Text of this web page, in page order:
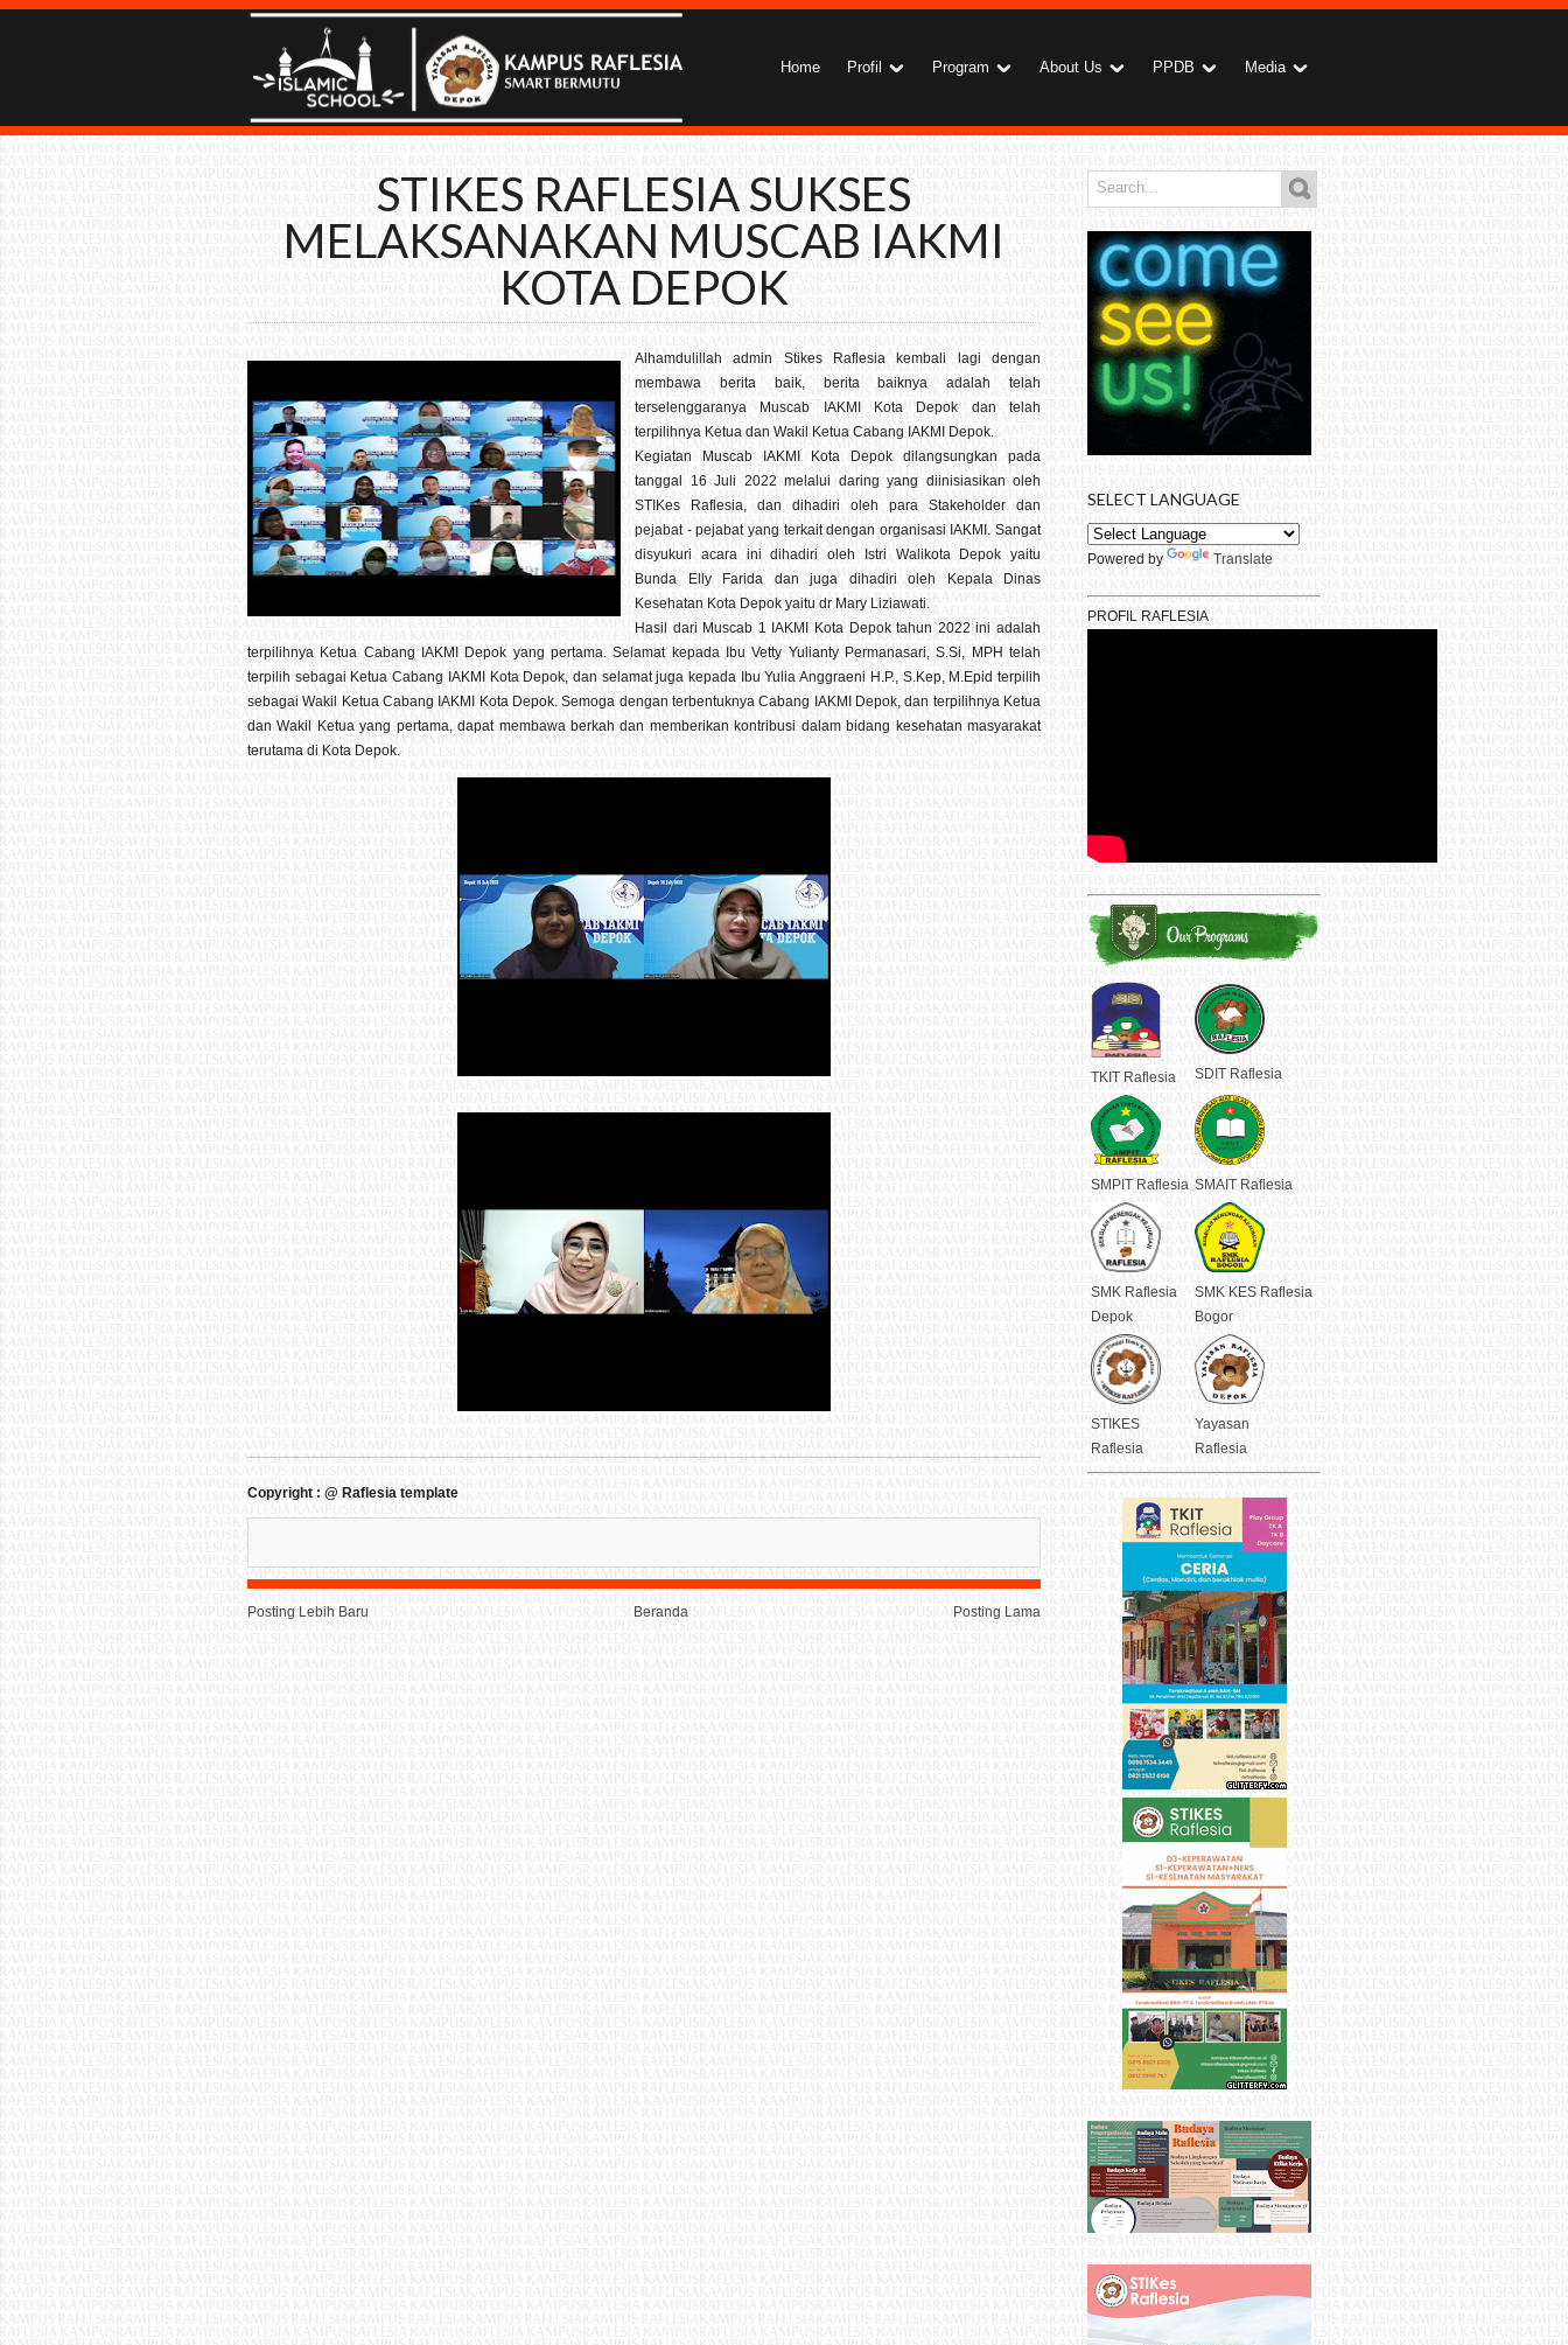
Home Profil Program About Us PPDB Media
STIKES RAFLESIA SUKSES
MELAKSANAKAN MUSCAB IAKMI
KOTA DEPOK
Alhamdulillah admin Stikes Raflesia kembali lagi dengan
membawa berita baik, berita baiknya adalah telah
terselenggaranya Muscab IAKMI Kota Depok dan telah
terpilihnya Ketua dan Wakil Ketua Cabang IAKMI Depok.
Kegiatan Muscab IAKMI Kota Depok dilangsungkan pada
tanggal 16 Juli 2022 melalui daring yang diinisiasikan oleh
STIKes Raflesia, dan dihadiri oleh para Stakeholder dan
pejabat - pejabat yang terkait dengan organisasi IAKMI. Sangat
disyukuri acara ini dihadiri oleh Istri Walikota Depok yaitu
Bunda Elly Farida dan juga dihadiri oleh Kepala Dinas
Kesehatan Kota Depok yaitu dr Mary Liziawati.
Hasil dari Muscab 1 IAKMI Kota Depok tahun 2022 ini adalah
terpilihnya Ketua Cabang IAKMI Depok yang pertama. Selamat kepada Ibu Vetty Yulianty Permanasari, S.Si, MPH telah
terpilih sebagai Ketua Cabang IAKMI Kota Depok, dan selamat juga kepada Ibu Yulia Anggraeni H.P., S.Kep, M.Epid terpilih
sebagai Wakil Ketua Cabang IAKMI Kota Depok. Semoga dengan terbentuknya Cabang IAKMI Depok, dan terpilihnya Ketua
dan Wakil Ketua yang pertama, dapat membawa berkah dan memberikan kontribusi dalam bidang kesehatan masyarakat
terutama di Kota Depok.
Copyright : @ Raflesia template
Posting Lebih Baru Beranda Posting Lama
SELECT LANGUAGE
Powered by Translate
PROFIL RAFLESIA
TKIT Raflesia SDIT Raflesia
SMPIT Raflesia SMAIT Raflesia
SMK Raflesia
Depok
SMK KES Raflesia
Bogor
STIKES
Raflesia
Yayasan
Raflesia